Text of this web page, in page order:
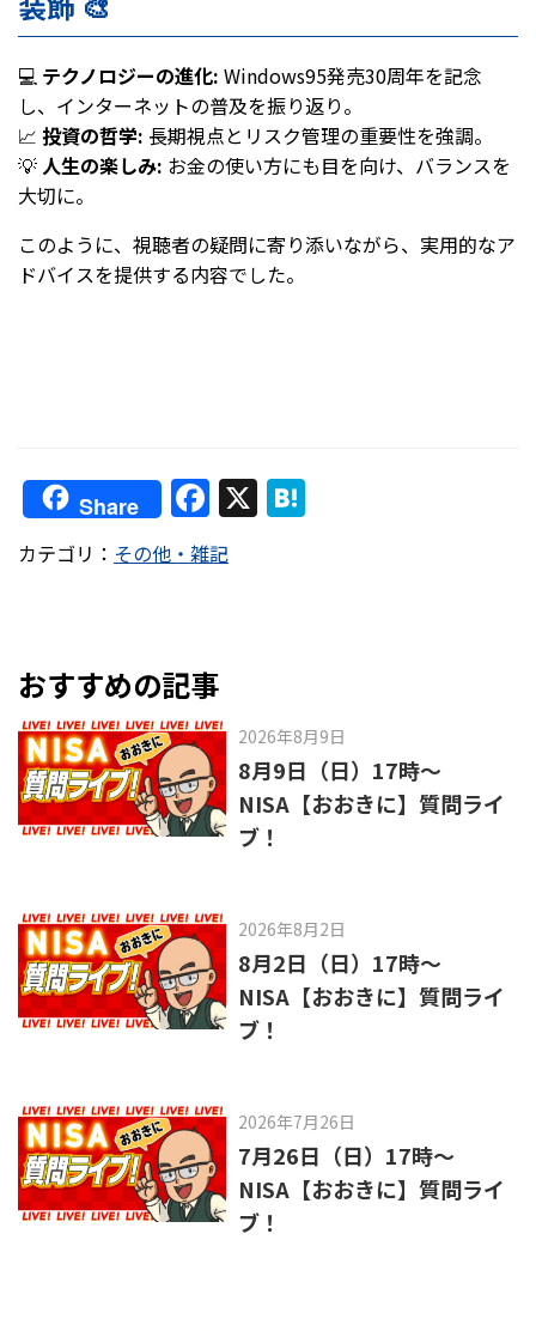
💻 テクノロジーの進化: Windows95発売30周年を記念
し、インターネットの普及を振り返り。
📈 投資の哲学: 長期視点とリスク管理の重要性を強調。
💡人生の楽しみ: お金の使い方にも目を向け、バランスを
大切に。
このように、視聴者の疑問に寄り添いながら、実用的なア
ドバイスを提供する内容でした。
Share F
a
c
o
o
k
X
カテゴリ： その他・雑記
おすすめの記事
2026年8月9日
8月9日（日）17時～
NISA【おおきに】質問ライ
ブ！
2026年8月2日
8月2日（日）17時～
NISA【おおきに】質問ライ
ブ！
2026年7月26日
7月26日（日）17時～
NISA【おおきに】質問ライ
ブ！